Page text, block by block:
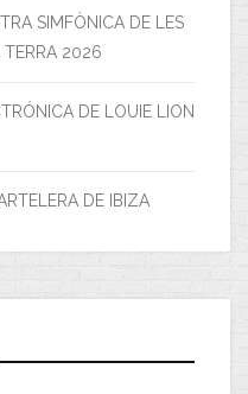
SIMFÒNICA DE LES
TERRA 2026
DE LOUIE LION
DE IBIZA